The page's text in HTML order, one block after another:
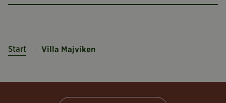
Start Villa Majviken